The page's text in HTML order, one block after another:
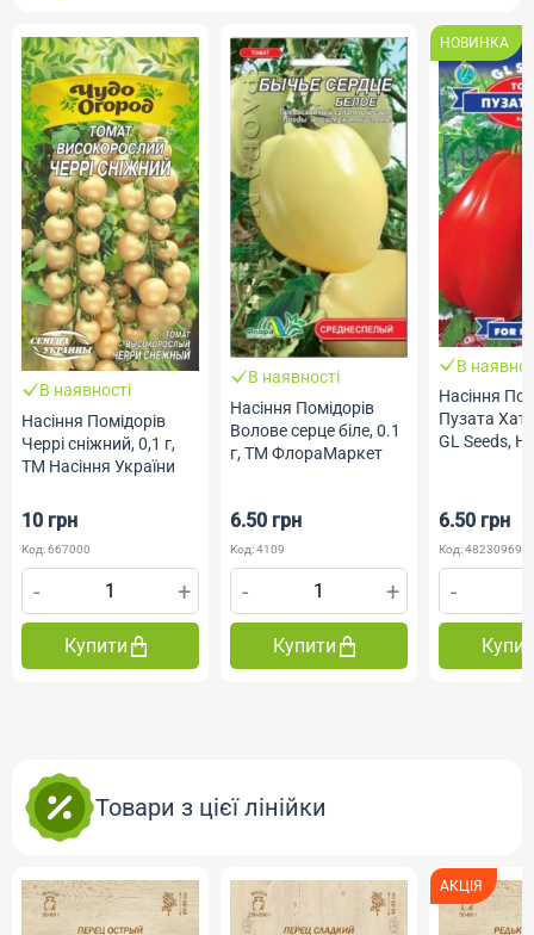
В наявності
Насіння Помідорів
Черрі сніжний, 0,1 г,
ТМ Насіння України
10 грн
Код: 667000
- +
Купити
В наявності
Насіння Помідорів
Волове серце біле, 0.1
г, ТМ ФлораМаркет
6.50 грн
Код: 4109
- +
Купити
НОВИНКА
В
Насіння
Пузата
GL Seeds,
6.50 грн
Код:
-
Товари з цієї лінійки
АКЦІЯ